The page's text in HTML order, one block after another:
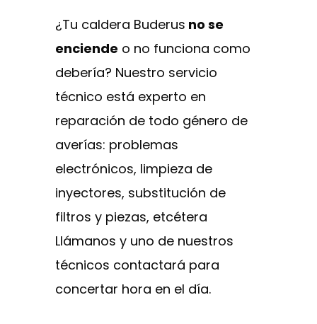
¿Tu caldera Buderus no se
enciende o no funciona como
debería? Nuestro servicio
técnico está experto en
reparación de todo género de
averías: problemas
electrónicos, limpieza de
inyectores, substitución de
filtros y piezas, etcétera
Llámanos y uno de nuestros
técnicos contactará para
concertar hora en el día.